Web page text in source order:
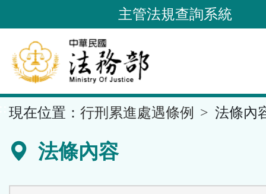
到
要
內
容
區
主管法規查詢系統
現在位置： 行刑累進處遇條例 法條內
法條內容